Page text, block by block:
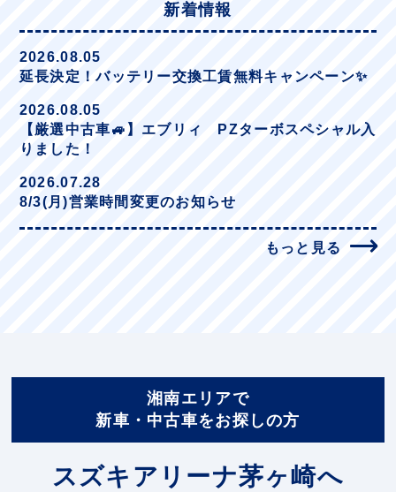
新着情報
2026.08.05
延長決定！バッテリー交換工賃無料キャンペーン✨
2026.08.05
【厳選中古車🚙】エブリィ PZターボスペシャル入
りました！
2026.07.28
8/3(月)営業時間変更のお知らせ
もっと見る
湘南エリアで
新車・中古車をお探しの方
スズキアリーナ茅ヶ崎へ